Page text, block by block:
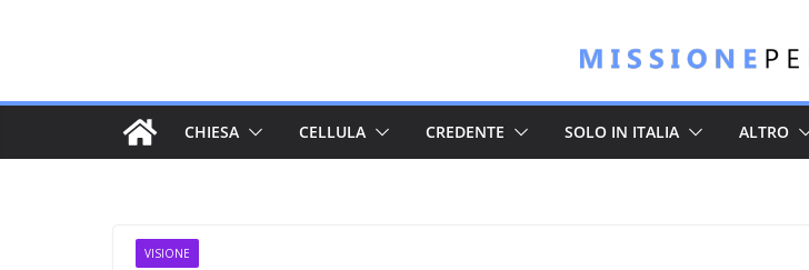
CHIESA CELLULA CREDENTE SOLO IN ITALIA ALTRO
VISIONE